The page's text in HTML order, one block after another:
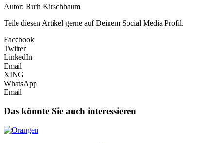
Autor: Ruth Kirschbaum
Teile diesen Artikel gerne auf Deinem Social Media Profil.
Facebook
Twitter
LinkedIn
Email
XING
WhatsApp
Email
Das könnte Sie auch interessieren